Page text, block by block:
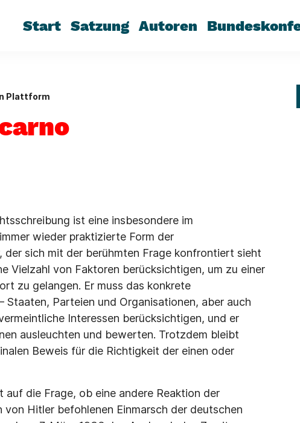
Start Satzung Autoren
Plattform
ist eine insbesondere im
wieder praktizierte Form der
sich mit der berühmten Frage konfrontiert sieht
Vielzahl von Faktoren berücksichtigen, um zu einer
zu gelangen. Er muss das konkrete
Parteien und Organisationen, aber auch
Interessen berücksichtigen, und er
ausleuchten und bewerten. Trotzdem bleibt
Beweis für die Richtigkeit der einen oder
die Frage, ob eine andere Reaktion der
von Hitler befohlenen Einmarsch der deutschen